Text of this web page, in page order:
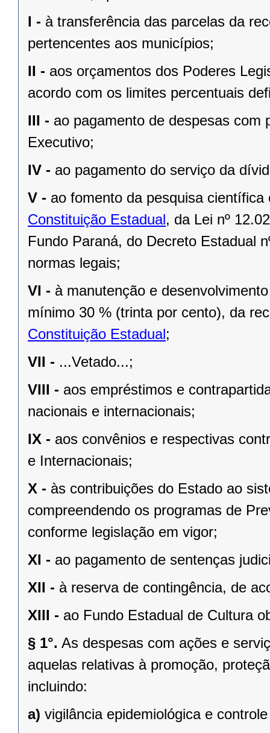
I - à transferência das parcelas da
pertencentes aos municípios;
II - aos orçamentos dos Poderes
acordo com os limites percentuais
III - ao pagamento de despesas com
Executivo;
IV - ao pagamento do serviço da
V - ao fomento da pesquisa
Constituição Estadual, da Lei nº
Fundo Paraná, do Decreto Estadual
normas legais;
VI - à manutenção e
mínimo 30 % (trinta por cento), da
Constituição Estadual;
VII - ...Vetado...;
VIII - aos empréstimos e
nacionais e internacionais;
IX - aos convênios e respectivas
e Internacionais;
X - às contribuições do Estado ao
compreendendo os programas de
conforme legislação em vigor;
XI - ao pagamento de sentenças
XII - à reserva de contingência, de
XIII - ao Fundo Estadual de Cultura
§ 1°. As despesas com ações e
aquelas relativas à promoção,
incluindo:
a) vigilância epidemiológica e